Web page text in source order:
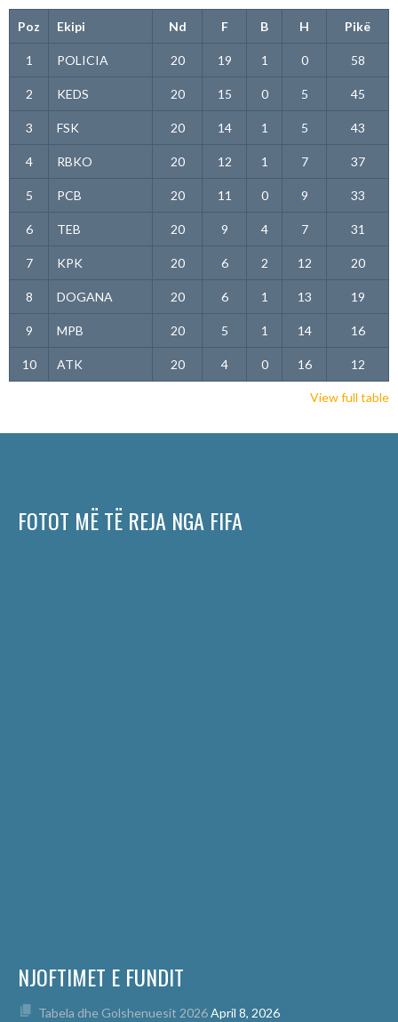
Poz Ekipi Nd F B H Pikë
1 POLICIA 20 19 1 0 58
2 KEDS 20 15 0 5 45
3 FSK 20 14 1 5 43
4 RBKO 20 12 1 7 37
5 PCB 20 11 0 9 33
6 TEB 20 9 4 7 31
7 KPK 20 6 2 12 20
8 DOGANA 20 6 1 13 19
9 MPB 20 5 1 14 16
10 ATK 20 4 0 16 12
View full table
FOTOT MË TË REJA NGA FIFA
NJOFTIMET E FUNDIT
Tabela dhe Golshenuesit 2026April 8, 2026